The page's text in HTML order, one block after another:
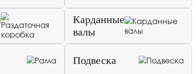
Карданные
валы
Подвеска